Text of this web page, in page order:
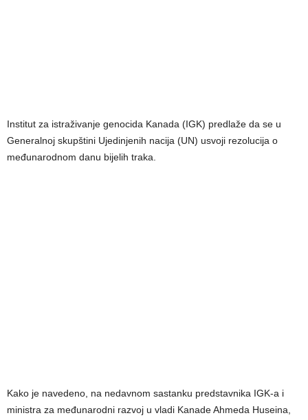
Institut za istraživanje genocida Kanada (IGK) predlaže da se u
Generalnoj skupštini Ujedinjenih nacija (UN) usvoji rezolucija o
međunarodnom danu bijelih traka.
Kako je navedeno, na nedavnom sastanku predstavnika IGK-a i
ministra za međunarodni razvoj u vladi Kanade Ahmeda Huseina,